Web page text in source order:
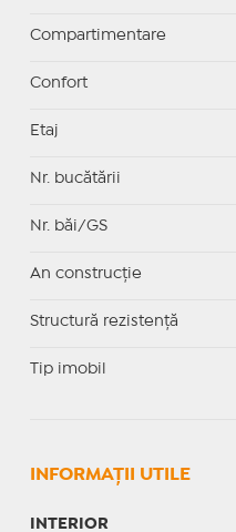
Compartimentare
Confort
Etaj
Nr. bucătării
Nr. băi/GS
An construcție
Structură rezistență
Tip imobil
INFORMAŢII UTILE
INTERIOR